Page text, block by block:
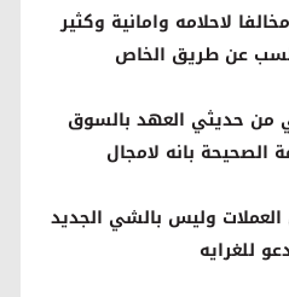
لاحلامه وامانية وكثير
عن طريق الخاص
من حديثي العهد بالسوق
الصحيحة بانه لامجال
وليس بالشي الجديد
للغرايه